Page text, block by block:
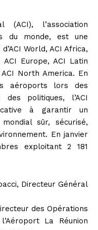
(ACI), l’association
du monde, est une
World, ACI Africa,
Europe, ACI Latin
North America. En
aéroports lors des
politiques, l’ACI
à garantir un
sûr, sécurisé,
En janvier
exploitant 2 181
Directeur Général
des Opérations
La Réunion